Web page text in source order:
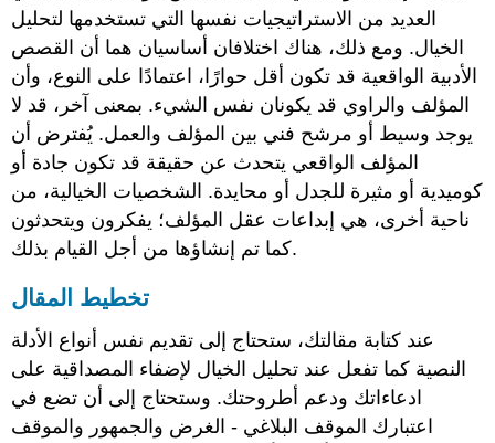
العديد من الاستراتيجيات نفسها التي تستخدمها لتحليل
الخيال. ومع ذلك، هناك اختلافان أساسيان هما أن القصص
الأدبية الواقعية قد تكون أقل حوارًا، اعتمادًا على النوع، وأن
المؤلف والراوي قد يكونان نفس الشيء. بمعنى آخر، قد لا
يوجد وسيط أو مرشح فني بين المؤلف والعمل. يُفترض أن
المؤلف الواقعي يتحدث عن حقيقة قد تكون جادة أو
كوميدية أو مثيرة للجدل أو محايدة. الشخصيات الخيالية، من
ناحية أخرى، هي إبداعات عقل المؤلف؛ يفكرون ويتحدثون
كما تم إنشاؤها من أجل القيام بذلك.
تخطيط المقال
عند كتابة مقالتك، ستحتاج إلى تقديم نفس أنواع الأدلة
النصية كما تفعل عند تحليل الخيال لإضفاء المصداقية على
ادعاءاتك ودعم أطروحتك. وستحتاج إلى أن تضع في
اعتبارك الموقف البلاغي - الغرض والجمهور والموقف